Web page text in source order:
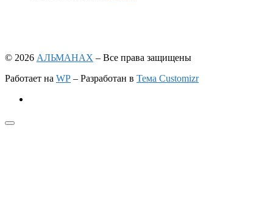
© 2026 АЛЬМАНАХ – Все права защищены
Работает на WP – Разработан в Тема Customizr